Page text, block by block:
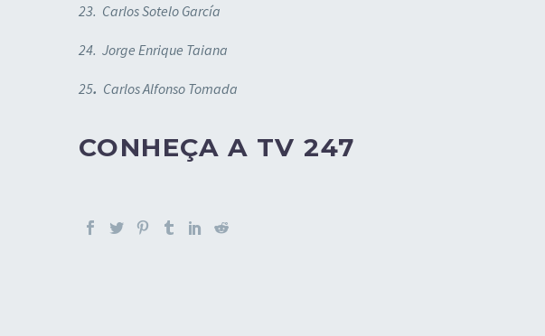
23. Carlos Sotelo García
24. Jorge Enrique Taiana
25. Carlos Alfonso Tomada
CONHEÇA A TV 247